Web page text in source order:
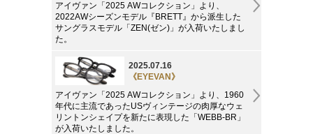
アイヴァン「2025 AWコレクション」より、
2022AWシーズンモデル『BRETT』から派生した
サングラスモデル「ZEN(ゼン)」が入荷いたしまし
た。
2025.07.16
《EYEVAN》
アイヴァン「2025 AWコレクション」より、1960
年代に主流であったUSヴィンテージの肉厚なウェ
リントンシェイプを新たに表現した「WEBB-BR」
が入荷いたしました。